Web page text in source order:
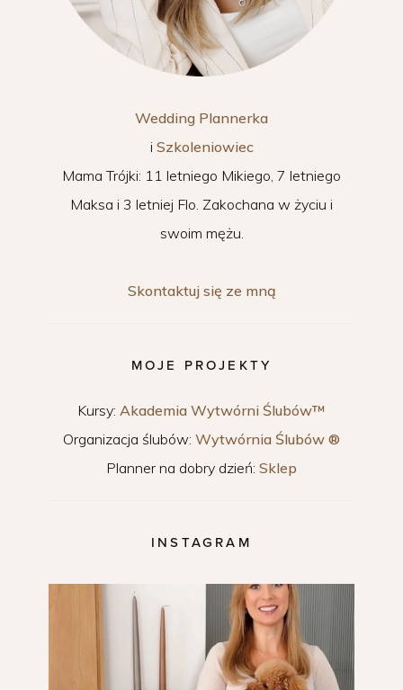
Wedding Plannerka
i Szkoleniowiec
Mama Trójki: 11 letniego Mikiego, 7 letniego
Maksa i 3 letniej Flo. Zakochana w życiu i
swoim mężu.
Skontaktuj się ze mną
MOJE PROJEKTY
Kursy: Akademia Wytwórni Ślubów™
Organizacja ślubów: Wytwórnia Ślubów ®
Planner na dobry dzień: Sklep
INSTAGRAM